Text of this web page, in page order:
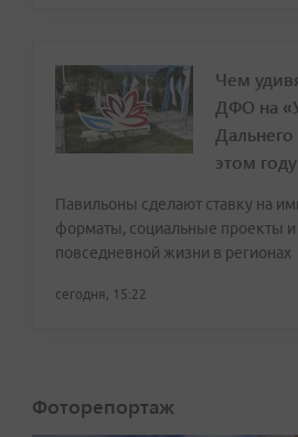
Чем
ДФО на
этом
Павильоны сделают ставку на
форматы, социальные проекты и
повседневной жизни в регионах
сегодня, 15:22
Фоторепортаж